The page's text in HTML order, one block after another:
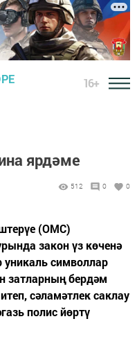
16+
ярдәме
512 0 0
(ОМС)
закон үз көченә
уникаль символлар
затларның бердәм
сәламәтлек саклау
полис йөртү